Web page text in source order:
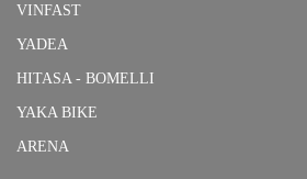
VINFAST
YADEA
HITASA - BOMELLI
YAKA BIKE
ARENA